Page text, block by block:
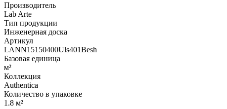
Производитель
Lab Arte
Тип продукции
Инженерная доска
Артикул
LANN15150400Uls401Besh
Базовая единица
м²
Коллекция
Authentica
Количество в упаковке
1.8 м²